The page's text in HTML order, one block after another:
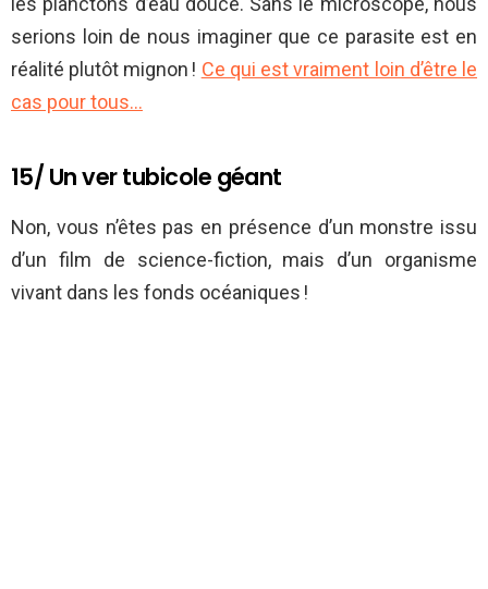
serions loin de nous imaginer que ce parasite est en
réalité plutôt mignon ! Ce qui est vraiment loin d’être le
cas pour tous…
15/ Un ver tubicole géant
Non, vous n’êtes pas en présence d’un monstre issu
d’un film de science-fiction, mais d’un organisme
vivant dans les fonds océaniques !